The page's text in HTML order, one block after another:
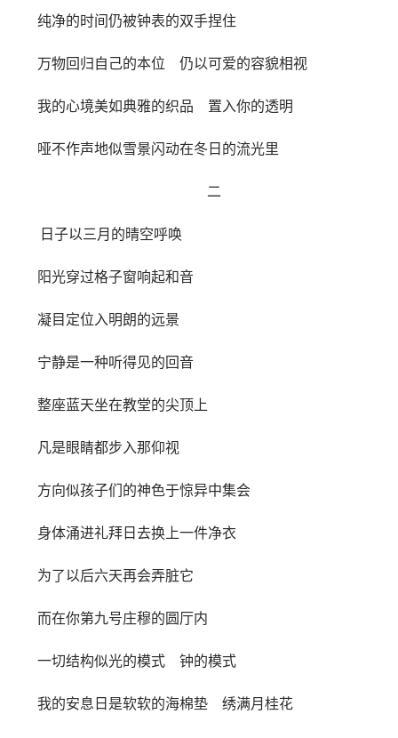
纯净的时间仍被钟表的双手捏住
万物回归自己的本位 仍以可爱的容貌相视
我的心境美如典雅的织品 置入你的透明
哑不作声地似雪景闪动在冬日的流光里
二
日子以三月的晴空呼唤
阳光穿过格子窗响起和音
凝目定位入明朗的远景
宁静是一种听得见的回音
整座蓝天坐在教堂的尖顶上
凡是眼睛都步入那仰视
方向似孩子们的神色于惊异中集会
身体涌进礼拜日去换上一件净衣
为了以后六天再会弄脏它
而在你第九号庄穆的圆厅内
一切结构似光的模式 钟的模式
我的安息日是软软的海棉垫 绣满月桂花